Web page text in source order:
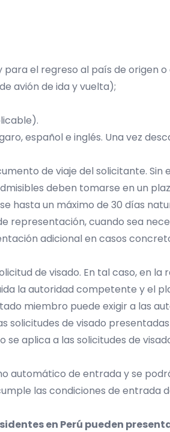
el regreso al país de origen o
avión de ida y vuelta);
,español e inglés. Una vez
de viaje del solicitante.
deben tomarse en un
hasta un máximo de 30 días
representación, cuando sea
adicional en casos
de visado. En tal caso, en
la autoridad competente y el
miembro puede exigir a las
solicitudes de visado
aplica a las solicitudes de
automático de entrada y se
las condiciones de
en Perú pueden